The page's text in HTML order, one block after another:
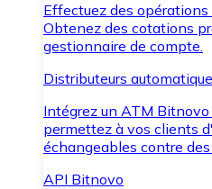
Effectuez des opérations
Obtenez des cotations
gestionnaire de compte.
Distributeurs
Intégrez un ATM
permettez à vos clients
échangeables contre
API Bitnovo